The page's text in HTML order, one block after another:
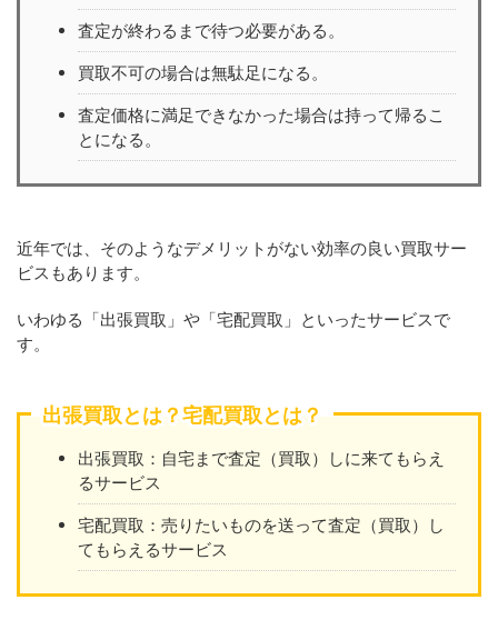
査定が終わるまで待つ必要がある。
買取不可の場合は無駄足になる。
査定価格に満足できなかった場合は持って帰るこ
とになる。
近年では、そのようなデメリットがない効率の良い買取サー
ビスもあります。
いわゆる「出張買取」や「宅配買取」といったサービスで
す。
出張買取とは？宅配買取とは？
出張買取：自宅まで査定（買取）しに来てもらえ
るサービス
宅配買取：売りたいものを送って査定（買取）し
てもらえるサービス